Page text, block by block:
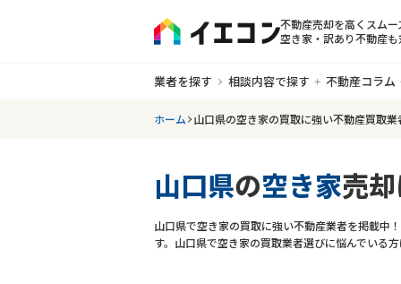
不動産売却を高くスムー
空き家・訳あり不動産も
業者を探す 相談内容で探す 不動産コラム
ホーム 山口県の空き家の買取に強い不動産買取業
山口県の空き家売
山口県で空き家の買取に強い不動産業者を掲載中
す。山口県で空き家の買取業者選びに悩んでいる